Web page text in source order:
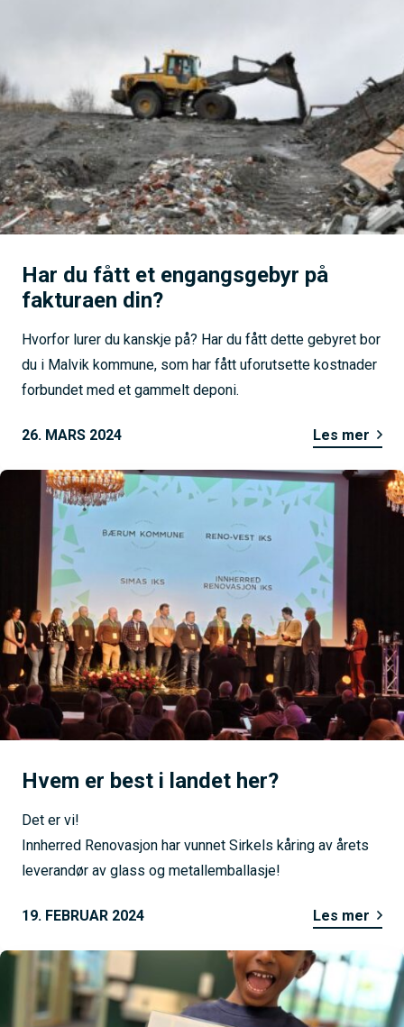
Har du fått et engangsgebyr på
fakturaen din?
Hvorfor lurer du kanskje på? Har du fått dette gebyret bor
du i Malvik kommune, som har fått uforutsette kostnader
forbundet med et gammelt deponi.
26. MARS 2024 Les mer
Hvem er best i landet her?
Det er vi!
Innherred Renovasjon har vunnet Sirkels kåring av årets
leverandør av glass og metallemballasje!
19. FEBRUAR 2024 Les mer